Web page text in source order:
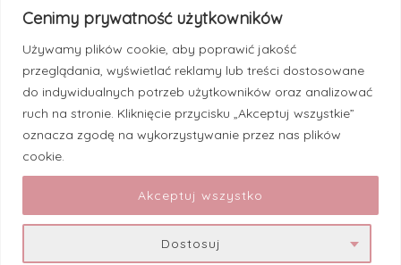
Cenimy prywatność użytkowników
Używamy plików cookie, aby poprawić jakość
przeglądania, wyświetlać reklamy lub treści dostosowane
do indywidualnych potrzeb użytkowników oraz analizować
ruch na stronie. Kliknięcie przycisku „Akceptuj wszystkie”
oznacza zgodę na wykorzystywanie przez nas plików
cookie.
Dostosuj
Akceptuj wszystko
ul. Chmielna 2 lok. 31
00-020 Warszawa
NIP 5252909994
Numer rachunku:
30 1020 4900 0000 8302 3448 2820 (PKO BP)
© 2026 KociSklep.com.